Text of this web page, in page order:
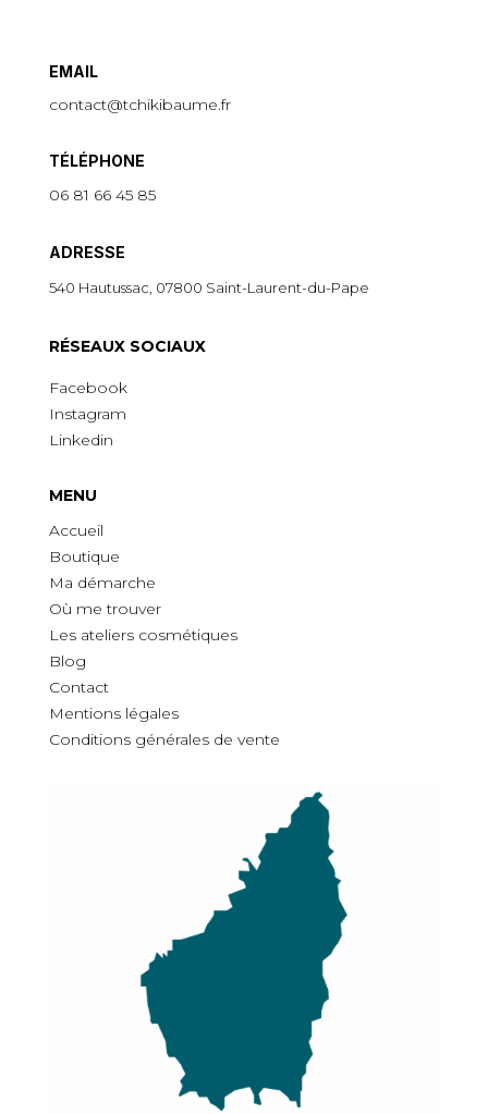
EMAIL
contact@tchikibaume.fr
TÉLÉPHONE
06 81 66 45 85
ADRESSE
540 Hautussac, 07800 Saint-Laurent-du-Pape
RÉSEAUX SOCIAUX
Facebook
Instagram
Linkedin
MENU
Accueil
Boutique
Ma démarche
Où me trouver
Les ateliers cosmétiques
Blog
Contact
Mentions légales
Conditions générales de vente